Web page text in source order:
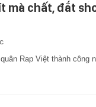
mà chất, đắt
Rap Việt thành công